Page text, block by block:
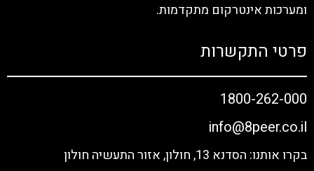
ומערכות אינטרקום מתקדמות.
פרטי התקשרות
1800-262-000
info@8peer.co.il
בקרו אותנו: הסדנא 13, חולון, אזור התעשיה חולון